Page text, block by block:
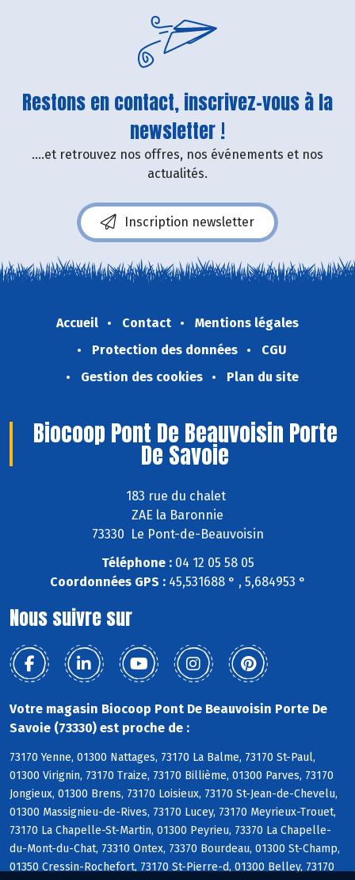
Restons en contact, inscrivez-vous à la
newsletter !
....et retrouvez nos offres, nos événements et nos
actualités.
Inscription newsletter
Accueil Contact
Mentions légales
Protection des données
CGU
Gestion des cookies
Plan du site
Biocoop Pont De Beauvoisin Porte
De Savoie
183 rue du chalet
ZAE la Baronnie
73330 Le Pont-de-Beauvoisin
Téléphone :04 12 05 58 05
Coordonnées GPS :45,531688 ° , 5,684953 °
Nous suivre sur
Votre magasin Biocoop Pont De Beauvoisin Porte De
Savoie (73330) est proche de :
73170 Yenne, 01300 Nattages, 73170 La Balme, 73170 St-Paul,
01300 Virignin, 73170 Traize, 73170 Billième, 01300 Parves, 73170
Jongieux, 01300 Brens, 73170 Loisieux, 73170 St-Jean-de-Chevelu,
01300 Massignieu-de-Rives, 73170 Lucey, 73170 Meyrieux-Trouet,
73170 La Chapelle-St-Martin, 01300 Peyrieu, 73370 La Chapelle-
du-Mont-du-Chat, 73310 Ontex, 73370 Bourdeau, 01300 St-Champ,
01350 Cressin-Rochefort, 73170 St-Pierre-d, 01300 Belley, 73170